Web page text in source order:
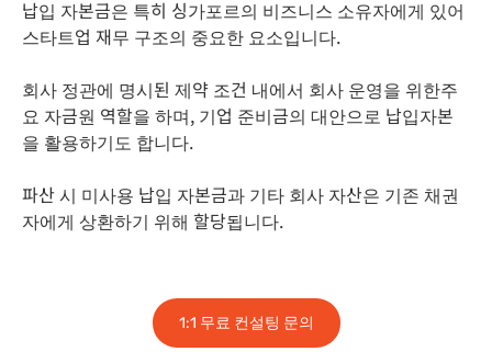
납입 자본금은 특히 싱가포르의 비즈니스 소유자에게 있어
스타트업 재무 구조의 중요한 요소입니다.
회사 정관에 명시된 제약 조건 내에서 회사 운영을 위한주
요 자금원 역할을 하며, 기업 준비금의 대안으로 납입자본
을 활용하기도 합니다.
파산 시 미사용 납입 자본금과 기타 회사 자산은 기존 채권
자에게 상환하기 위해 할당됩니다.
1:1 무료 컨설팅 문의